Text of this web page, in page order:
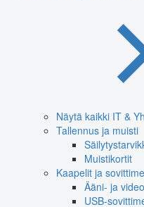
Näytä kaikki IT &
Tallennus ja muisti
Muistikortit
Kaapelit ja
Ääni- ja
USB-